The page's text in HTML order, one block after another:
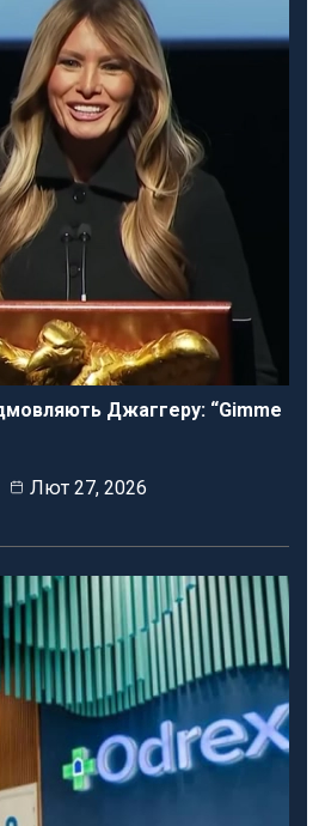
Джаггеру: “Gimme
Лют 27, 2026